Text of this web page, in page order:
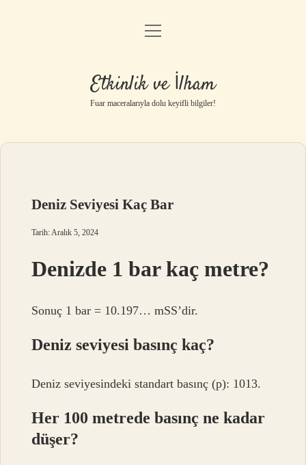
Anasayfa
Gizlilik Politikası
Yasal Uyarı
menüyü
Etkinlik ve İlham
Fuar maceralarıyla dolu keyifli bilgiler!
Deniz Seviyesi Kaç Bar
Tarih: Aralık 5, 2024
Denizde 1 bar kaç metre?
Sonuç 1 bar = 10.197… mSS’dir.
Deniz seviyesi basınç kaç?
Deniz seviyesindeki standart basınç (p): 1013.
Her 100 metrede basınç ne kadar
düşer?